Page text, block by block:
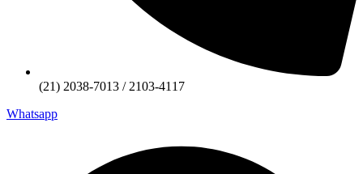
(21) 2038-7013 / 2103-4117
Whatsapp